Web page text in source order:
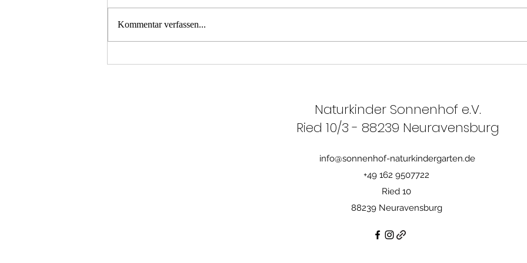
Einweihung der
Natur- und Waldorfkindergarten mit
Waldorfkindergarten ist ein
Kommentar verfassen...
Naturkinder Sonnenhof e.V.
Ried 10/3 - 88239 Neuravensburg
info@sonnenhof-naturkindergarten.de
Ried 10
88239 Neuravensburg
+49 162 9507722